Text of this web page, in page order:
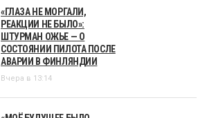
«ГЛАЗА НЕ МОРГАЛИ,
РЕАКЦИИ НЕ БЫЛО»:
ШТУРМАН ОЖЬЕ — О
СОСТОЯНИИ ПИЛОТА ПОСЛЕ
АВАРИИ В ФИНЛЯНДИИ
Вчера в 13:14